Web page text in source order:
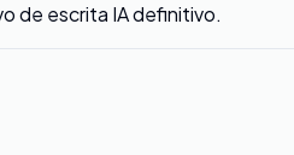
de escrita IA definitivo.